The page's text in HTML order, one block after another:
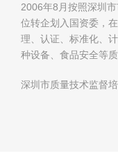
2006年8月按照深圳
位转企划入国资委，
理、认证、标准化、
种设备、食品安全等
深圳市质量技术监督